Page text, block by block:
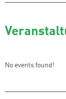
No events found!